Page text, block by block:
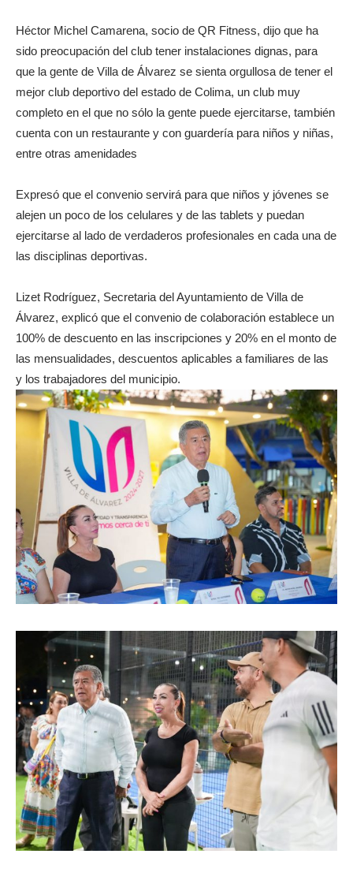
Héctor Michel Camarena, socio de QR Fitness, dijo que ha
sido preocupación del club tener instalaciones dignas, para
que la gente de Villa de Álvarez se sienta orgullosa de tener el
mejor club deportivo del estado de Colima, un club muy
completo en el que no sólo la gente puede ejercitarse, también
cuenta con un restaurante y con guardería para niños y niñas,
entre otras amenidades
Expresó que el convenio servirá para que niños y jóvenes se
alejen un poco de los celulares y de las tablets y puedan
ejercitarse al lado de verdaderos profesionales en cada una de
las disciplinas deportivas.
Lizet Rodríguez, Secretaria del Ayuntamiento de Villa de
Álvarez, explicó que el convenio de colaboración establece un
100% de descuento en las inscripciones y 20% en el monto de
las mensualidades, descuentos aplicables a familiares de las
y los trabajadores del municipio.